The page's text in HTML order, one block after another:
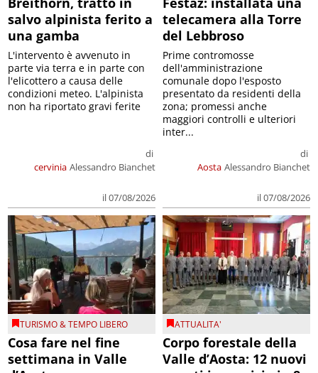
salvo alpinista ferito a
una gamba
cervinia
di
Alessandro Bianchet
il 07/08/2026
L'intervento è avvenuto in
parte via terra e in parte con
l'elicottero a causa delle
condizioni meteo. L'alpinista
non ha riportato gravi ferite
telecamera alla Torre
del Lebbroso
Aosta
di
Alessandro Bianchet
il 07/08/2026
Prime contromosse
dell'amministrazione
comunale dopo l'esposto
presentato da residenti della
zona; promessi anche
maggiori controlli e ulteriori
inter...
TURISMO & TEMPO LIBERO
Cosa fare nel fine
settimana in Valle
ATTUALITA'
Corpo forestale della
Valle d’Aosta: 12 nuovi